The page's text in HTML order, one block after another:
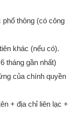
phổ thông (có công
khác (nếu có).
tháng gần nhất)
của chính quyền
+ địa chỉ liên lạc +